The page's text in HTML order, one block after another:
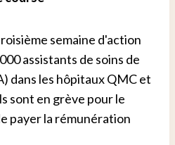
semaine d'action
assistants de soins de
dans les hôpitaux QMC et
sont en grève pour le
payer la rémunération